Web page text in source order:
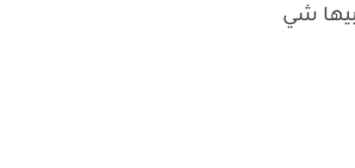
شي